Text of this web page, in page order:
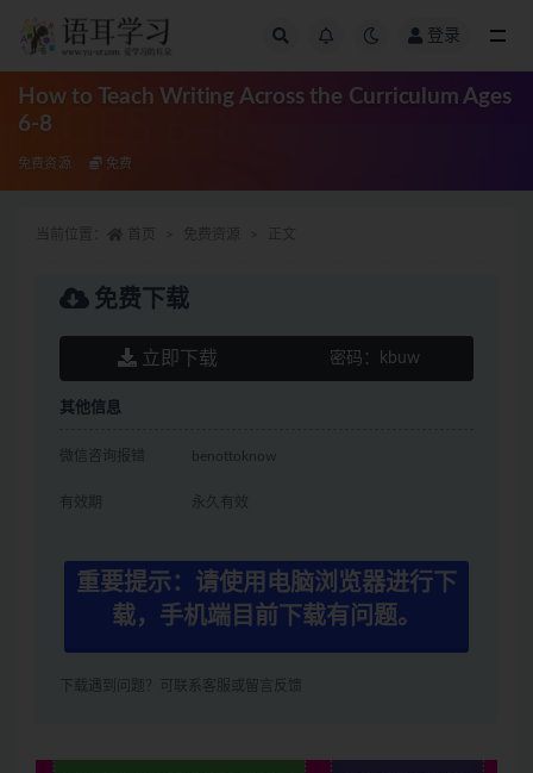
登录
How to Teach Writing Across the Curriculum Ages
6-8
免费资源 免费
免费下载
立即下载 密码： kbuw
其他信息
微信咨询报错 benottoknow
有效期 永久有效
重要提示：请使用电脑浏览器进行下
载，手机端目前下载有问题。
下载遇到问题？可联系客服或留言反馈